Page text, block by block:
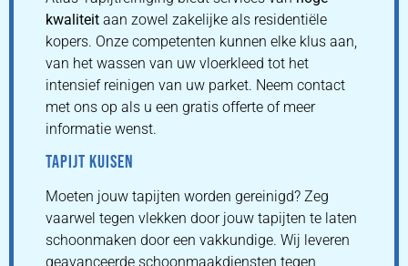
kwaliteit aan zowel zakelijke als residentiële
kopers. Onze competenten kunnen elke klus aan,
van het wassen van uw vloerkleed tot het
intensief reinigen van uw parket. Neem contact
met ons op als u een gratis offerte of meer
informatie wenst.
TAPIJT KUISEN
Moeten jouw tapijten worden gereinigd? Zeg
vaarwel tegen vlekken door jouw tapijten te laten
schoonmaken door een vakkundige. Wij leveren
geavanceerde schoonmaakdiensten tegen